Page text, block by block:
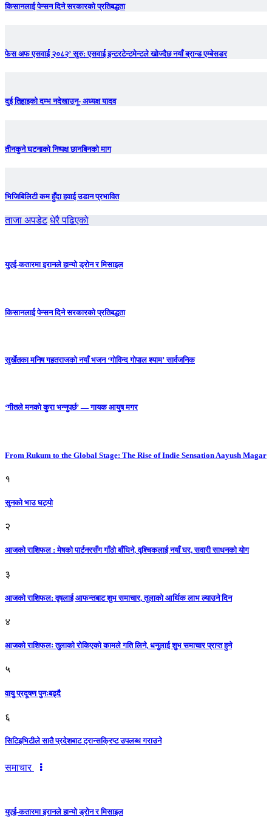
किसानलाई पेन्सन दिने सरकारको प्रतिबद्धता
फेस अफ एसवाई २०८२’ सुरु: एसवाई इन्टरटेन्टमेन्टले खोज्दैछ नयाँ ब्रान्ड एम्बेसडर
दुई तिहाइको दम्भ नदेखाउनू- अध्यक्ष यादव
तीनकुने घटनाकाे निष्पक्ष छानबिनकाे माग
भिजिबिलिटी कम हुँदा हवाई उडान प्रभावित
ताजा अपडेट धेरै पढिएको
युएई-कतारमा इरानले हान्यो ड्रोन र मिसाइल
किसानलाई पेन्सन दिने सरकारको प्रतिबद्धता
सुर्खेतका मनिष गहतराजको नयाँ भजन ‘गोविन्द गोपाल श्याम’ सार्वजनिक
‘गीतले मनको कुरा भन्नुपर्छ’ — गायक आयुष मगर
From Rukum to the Global Stage: The Rise of Indie Sensation Aayush Magar
१
सुनको भाउ घट्याे
२
आजको राशिफल : मेषको पार्टनरसँग गाँठो बाँधिने, वृश्चिकलाई नयाँ घर, सवारी साधनकाे याेग
३
आजकाे राशिफल: वृषलाई आफन्तबाट शुभ समाचार, तुलाकाे आर्थिक लाभ ल्याउने दिन
४
आजको राशिफलः तुलाकाे रोकिएको कामले गति लिने, धनुलाई शुभ समाचार प्राप्त हुने
५
वायु प्रदूषण पुनःबढ्दै
६
सिटिइभिटीले सातै प्रदेशबाट ट्रान्सक्रिप्ट उपलब्ध गराउने
समाचार
युएई-कतारमा इरानले हान्यो ड्रोन र मिसाइल